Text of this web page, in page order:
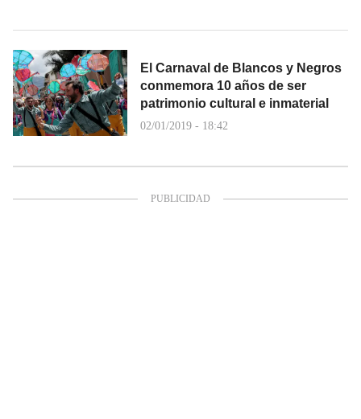
El Carnaval de Blancos y Negros
conmemora 10 años de ser
patrimonio cultural e inmaterial
02/01/2019 - 18:42